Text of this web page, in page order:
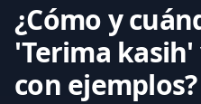
¿Cómo y
'Terima
con ejemplos?